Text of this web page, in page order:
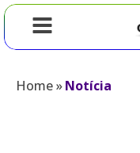
Home»Notícia